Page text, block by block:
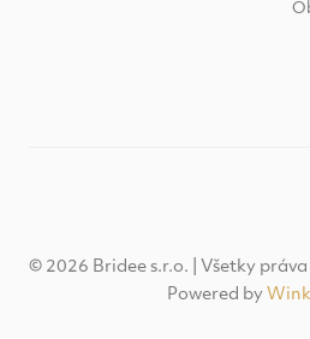
© 2026 Bridee s.r.o. | Všetky
Powered by